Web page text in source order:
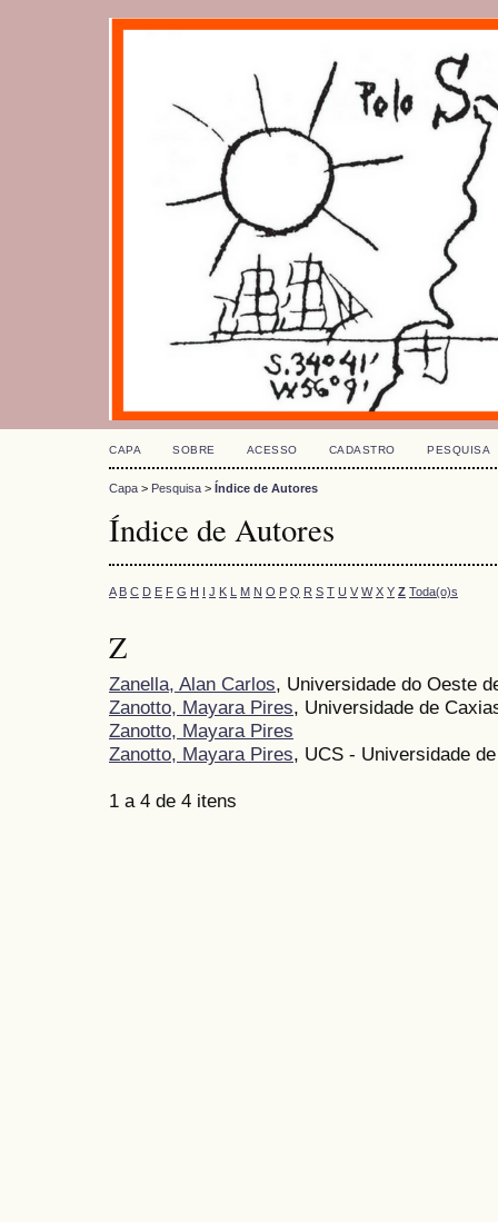
CAPA SOBRE ACESSO CADASTRO PESQUISA
Capa > Pesquisa > Índice de Autores
Índice de Autores
A B C D E F G H I J K L M N O P Q R S T U V W X Y Z Toda(o)s
Z
Zanella, Alan Carlos, Universidade do Oeste
Zanotto, Mayara Pires, Universidade de
Zanotto, Mayara Pires
Zanotto, Mayara Pires, UCS - Universidade
1 a 4 de 4 itens